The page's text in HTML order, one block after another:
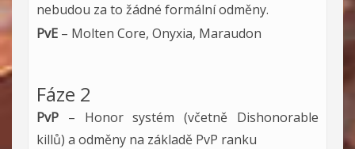
nebudou za to žádné formální odměny.
PvE – Molten Core, Onyxia, Maraudon
Fáze 2
PvP – Honor systém (včetně Dishonorable
killů) a odměny na základě PvP ranku